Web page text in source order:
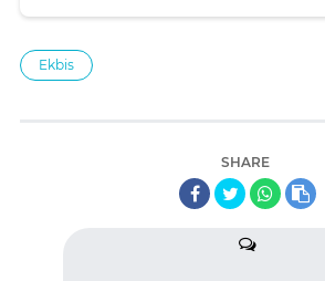
Ekbis
SHARE